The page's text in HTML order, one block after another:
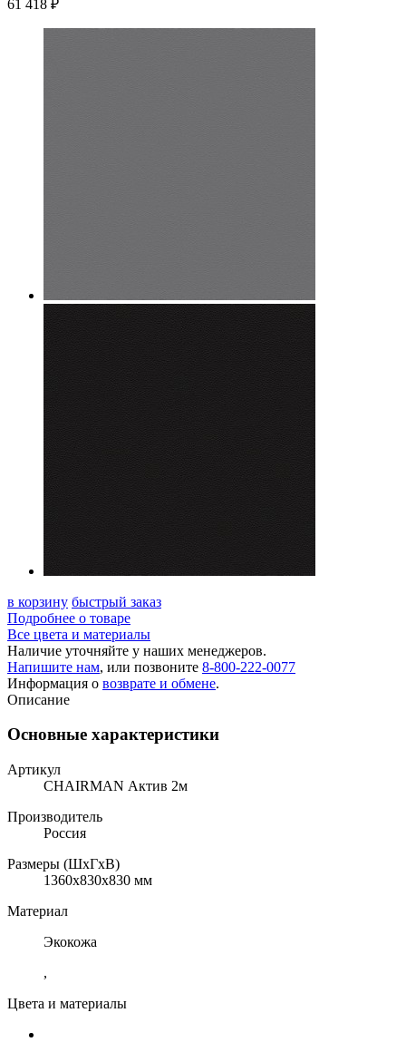
61 418 ₽
в корзину быстрый заказ
Подробнее о товаре
Все цвета и материалы
Наличие уточняйте у наших менеджеров.
Напишите нам, или позвоните 8-800-222-0077
Информация о возврате и обмене.
Описание
Основные характеристики
Артикул
CHAIRMAN Актив 2м
Производитель
Россия
Размеры (ШхГхВ)
1360x830x830 мм
Материал
Экокожа
,
Цвета и материалы